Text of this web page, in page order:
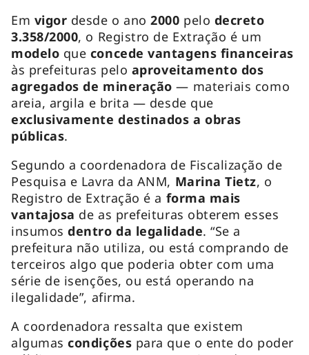
Em vigor desde o ano2000 pelo decreto
3.358/2000, o Registro de Extração é um
modelo que concede vantagens financeiras
às prefeituras pelo aproveitamento dos
agregados de mineração — materiais como
areia, argila e brita — desde que
exclusivamente destinados a obras
públicas.
Segundo a coordenadora de Fiscalização de
Pesquisa e Lavra da ANM, Marina Tietz, o
Registro de Extração é a forma mais
vantajosa de as prefeituras obterem esses
insumosdentro da legalidade. “Se a
prefeitura não utiliza, ou está comprando de
terceiros algo que poderia obter com uma
série de isenções, ou está operando na
ilegalidade”, afirma.
A coordenadora ressalta que existem
algumascondições para que o ente do poder